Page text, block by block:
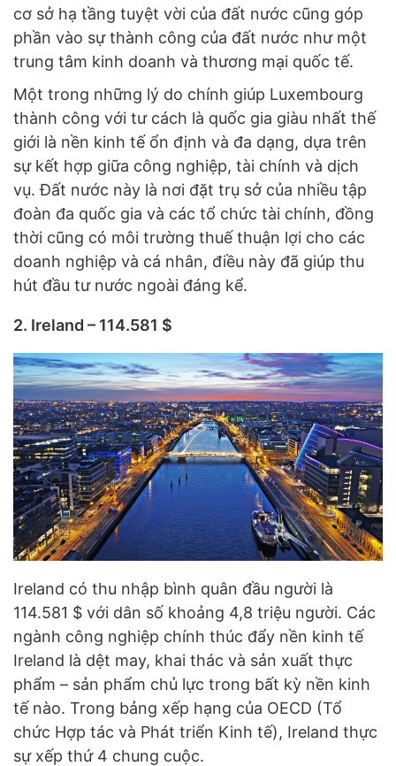
cơ sở hạ tầng tuyệt vời của đất nước cũng góp
phần vào sự thành công của đất nước như một
trung tâm kinh doanh và thương mại quốc tế.
Một trong những lý do chính giúp Luxembourg
thành công với tư cách là quốc gia giàu nhất thế
giới là nền kinh tế ổn định và đa dạng, dựa trên
sự kết hợp giữa công nghiệp, tài chính và dịch
vụ. Đất nước này là nơi đặt trụ sở của nhiều tập
đoàn đa quốc gia và các tổ chức tài chính, đồng
thời cũng có môi trường thuế thuận lợi cho các
doanh nghiệp và cá nhân, điều này đã giúp thu
hút đầu tư nước ngoài đáng kể.
2. Ireland – 114.581 $
Ireland có thu nhập bình quân đầu người là
114.581 $ với dân số khoảng 4,8 triệu người. Các
ngành công nghiệp chính thúc đẩy nền kinh tế
Ireland là dệt may, khai thác và sản xuất thực
phẩm – sản phẩm chủ lực trong bất kỳ nền kinh
tế nào. Trong bảng xếp hạng của OECD (Tổ
chức Hợp tác và Phát triển Kinh tế), Ireland thực
sự xếp thứ 4 chung cuộc.